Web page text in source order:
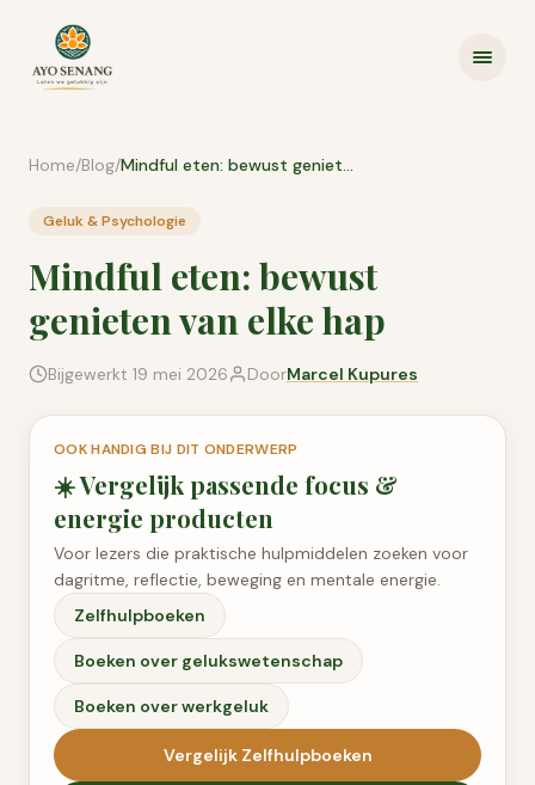
Home/Blog/ Mindful eten: bewust genieten van elke hap
Geluk & Psychologie
Mindful eten: bewust
genieten van elke hap
Bijgewerkt 19 mei 2026 DoorMarcel Kupures
OOK HANDIG BIJ DIT ONDERWERP
☀️Vergelijk passende focus &
energie producten
Voor lezers die praktische hulpmiddelen zoeken voor
dagritme, reflectie, beweging en mentale energie.
Zelfhulpboeken
Boeken over gelukswetenschap
Boeken over werkgeluk
Vergelijk Zelfhulpboeken